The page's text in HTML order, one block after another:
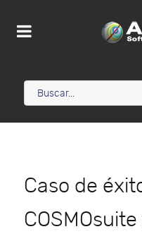
Caso de
COSMOsuite